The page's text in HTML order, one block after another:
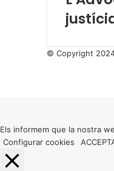
© Copyright
button
Els informem que la nostra
Configurar cookies